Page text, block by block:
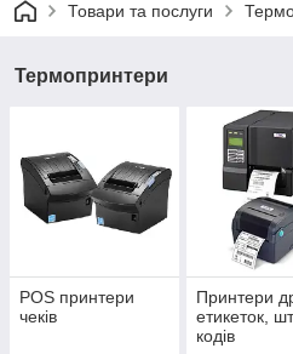
Товари та послуги
Термопринтери
POS принтери
чеків
Принтери
етикеток,
кодів